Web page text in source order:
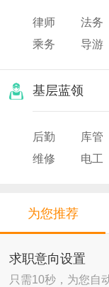
律师 法务
乘务
导游
基层蓝领
后勤 库管
维修
电工
为您推荐
求职意向设置
只需10秒，为您自